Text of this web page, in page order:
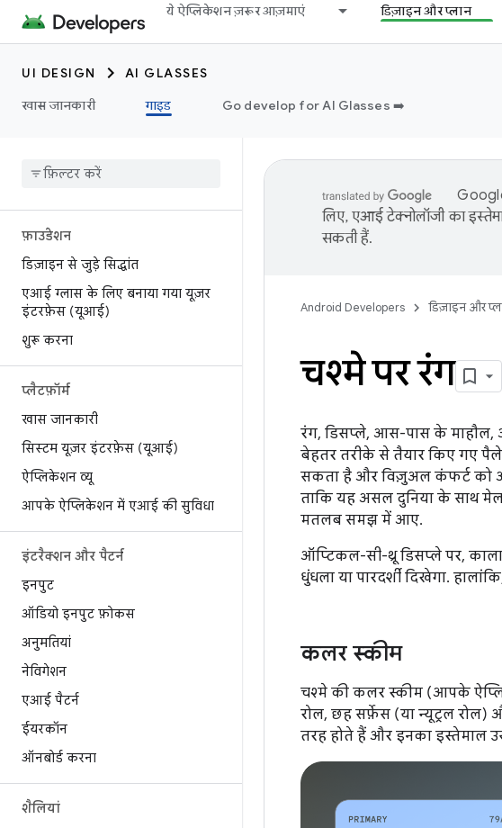
ये ऐप्लिकेशन ज़रूर आज़माएं डिज़ाइन और प्लान
UI DESIGN
AI GLASSES
खास जानकारी
गाइड Go develop for AI Glasses ➡️
फ़ाउंडेशन
डिज़ाइन से जुड़े सिद्धांत
एआई ग्लास के लिए बनाया गया यूज़र
इंटरफ़ेस (यूआई)
शुरू करना
प्लैटफ़ॉर्म
खास जानकारी
सिस्टम यूज़र इंटरफ़ेस (यूआई)
ऐप्लिकेशन व्यू
आपके ऐप्लिकेशन में एआई की सुविधा
इंटरैक्शन और पैटर्न
इनपुट
ऑडियो इनपुट फ़ोकस
अनुमतियां
नेविगेशन
एआई पैटर्न
ईयरकॉन
ऑनबोर्ड करना
शैलियां
लिए, एआई टेक्नोलॉजी का
सकती हैं.
Android Developers डिज़ाइन और
चश्मे पर रंग
रंग, डिसप्ले, आस-पास के माहौल,
बेहतर तरीके से तैयार किए गए
सकता है और विज़ुअल कंफर्ट को
ताकि यह असल दुनिया के साथ
मतलब समझ में आए.
ऑप्टिकल-सी-थ्रू डिसप्ले पर,
धुंधला या पारदर्शी दिखेगा.
कलर स्कीम
चश्मे की कलर स्कीम (आपके
रोल, छह सर्फ़ेस (या न्यूट्रल
तरह होते हैं और इनका इस्तेमाल